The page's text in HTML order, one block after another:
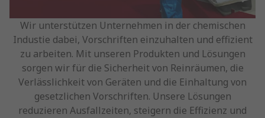
Wir unterstützen Unternehmen in der chemischen
Industie dabei, Vorschriften einzuhalten und effizient
zu arbeiten. Mit unseren Produkten und Lösungen
sorgen wir für die Sicherheit von Reinräumen, die
Verlässlichkeit von Geräten und die Einhaltung von
gesetzlichen Vorschriften. Unsere Lösungen
reduzieren Ausfallzeiten, steigern die Effizienz und